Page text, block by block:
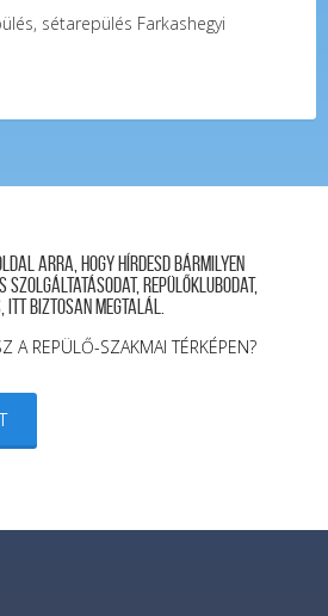
sétarepülés Farkashegyi
oldal arra, hogy hírdesd bármilyen
szolgáltatásodat, repülőklubodat,
itt biztosan megtalál.
A REPÜLŐ-SZAKMAI TÉRKÉPEN?